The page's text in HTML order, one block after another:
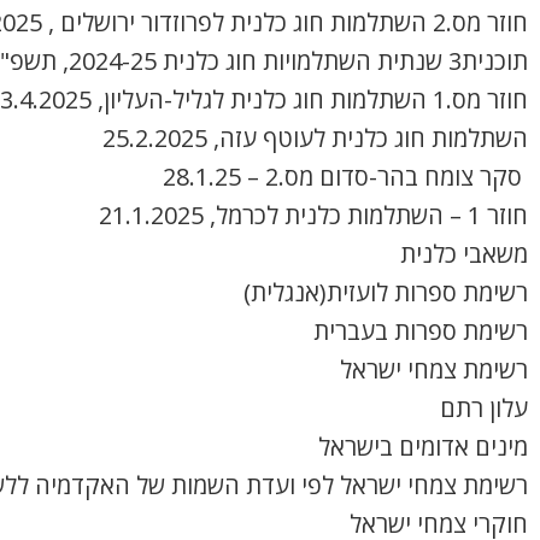
חוזר מס.2 השתלמות חוג כלנית לפרוזדור ירושלים , 8.4.2025
תוכנית3 שנתית השתלמויות חוג כלנית 2024-25, תשפ"ה
חוזר מס.1 השתלמות חוג כלנית לגליל-העליון, 3.4.2025
השתלמות חוג כלנית לעוטף עזה, 25.2.2025
סקר צומח בהר-סדום מס.2 – 28.1.25
חוזר 1 – השתלמות כלנית לכרמל, 21.1.2025
משאבי כלנית
רשימת ספרות לועזית(אנגלית)
רשימת ספרות בעברית
רשימת צמחי ישראל
עלון רתם
מינים אדומים בישראל
רשימת צמחי ישראל לפי ועדת השמות של האקדמיה
חוקרי צמחי ישראל